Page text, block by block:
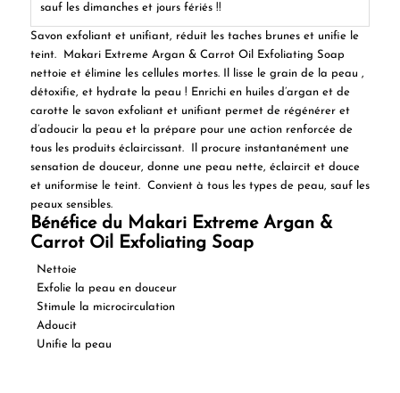
Savon exfoliant et unifiant, réduit les taches brunes et unifie le
teint. Makari Extreme Argan & Carrot Oil Exfoliating Soap
nettoie et élimine les cellules mortes. Il lisse le grain de la peau ,
détoxifie, et hydrate la peau ! Enrichi en huiles d’argan et de
carotte le savon exfoliant et unifiant permet de régénérer et
d’adoucir la peau et la prépare pour une action renforcée de
tous les produits éclaircissant. Il procure instantanément une
sensation de douceur, donne une peau nette, éclaircit et douce
et uniformise le teint. Convient à tous les types de peau, sauf les
peaux sensibles.
Bénéfice du Makari Extreme Argan &
Carrot Oil Exfoliating Soap
Nettoie
Exfolie la peau en douceur
Stimule la microcirculation
Adoucit
Unifie la peau
sauf les dimanches et jours fériés !!